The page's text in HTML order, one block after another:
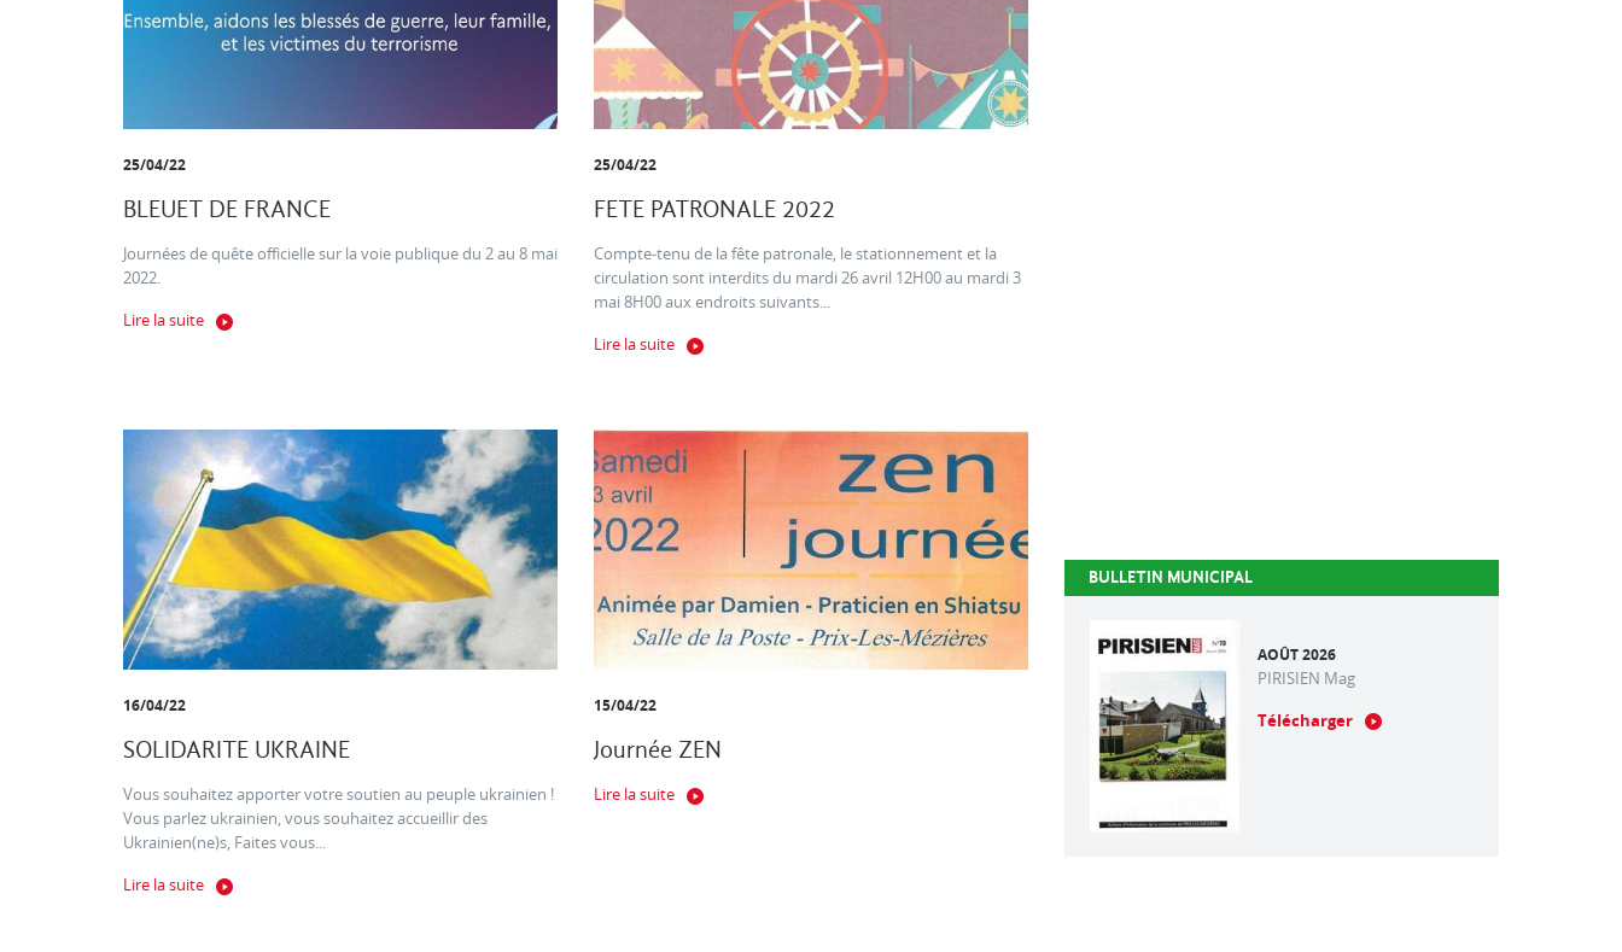
25/04/22
BLEUET DE FRANCE
Journées de quête officielle sur la voie publique du 2 au 8 mai
2022.
Lire la suite
25/04/22
FETE PATRONALE 2022
Compte-tenu de la fête patronale, le stationnement et la
circulation sont interdits du mardi 26 avril 12H00 au mardi 3
mai 8H00 aux endroits suivants...
Lire la suite
16/04/22
SOLIDARITE UKRAINE
Vous souhaitez apporter votre soutien au peuple ukrainien !
Vous parlez ukrainien, vous souhaitez accueillir des
Ukrainien(ne)s, Faites vous...
Lire la suite
15/04/22
Journée ZEN
Lire la suite
BULLETIN MUNICIPAL
AOÛT 2026
PIRISIEN Mag
Télécharger